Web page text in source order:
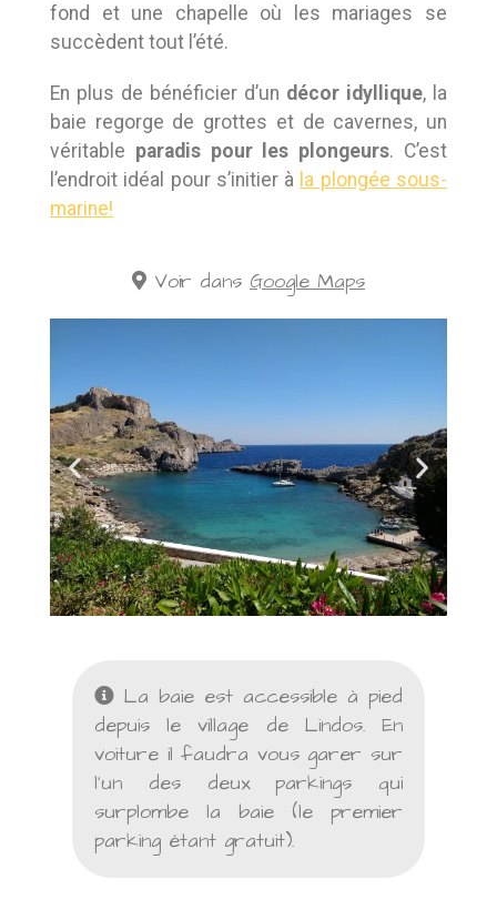
La baie est accessible à pied
depuis le village de Lindos. En
voiture il faudra vous garer sur
l’un des deux parkings qui
surplombe la baie (le premier
parking étant gratuit).
fond et une chapelle où les mariages se
succèdent tout l’été.
En plus de bénéficier d’un décor idyllique, la
baie regorge de grottes et de cavernes, un
véritable paradis pour les plongeurs. C’est
l’endroit idéal pour s’initier à la plongée sous-
marine!
Voir dans Google Maps